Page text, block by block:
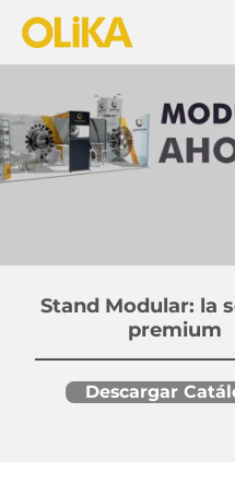
Stand Modular: la
premium
Descargar